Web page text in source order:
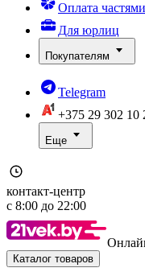
Оплата частями
Для юрлиц
Покупателям
Telegram
+375 29 302 10
Еще
контакт-центр
с 8:00 до 22:00
Каталог товаров